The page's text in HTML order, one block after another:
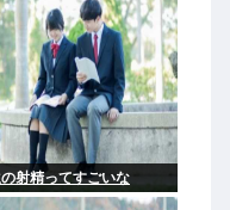
射精ってすごいな